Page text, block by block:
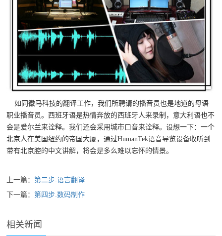
如同徽马科技的翻译工作，我们所聘请的播音员也是地道的母语
职业播音员。西班牙语是热情奔放的西班牙人来录制，意大利语也不
会是爱尔兰来诠释。我们还会采用城市口音来诠释。设想一下：一个
北京人在美国纽约的帝国大厦，通过HumanTek语音导览设备收听到
带有北京腔的中文讲解，将会是多么难以忘怀的情景。
上一篇：第二步:语言翻译
下一篇：第四步.数码制作
相关新闻